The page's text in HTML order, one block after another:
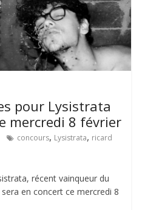
pour Lysistrata
mercredi 8 février
concours, Lysistrata, ricard
récent vainqueur du
en concert ce mercredi 8